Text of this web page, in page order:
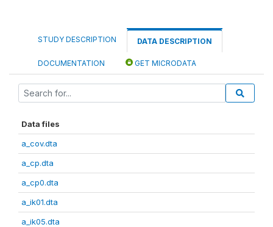
STUDY DESCRIPTION DATA DESCRIPTION
DOCUMENTATION GET MICRODATA
Data files
a_cov.dta
a_cp.dta
a_cp0.dta
a_ik01.dta
a_ik05.dta